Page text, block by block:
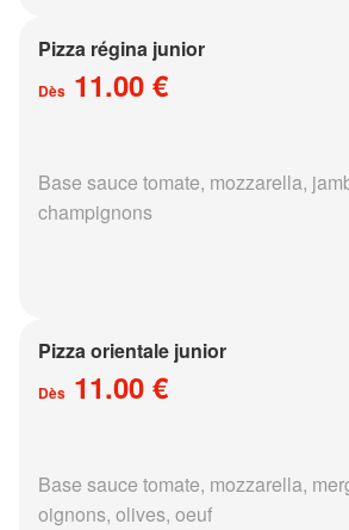
Pizza régina junior
Dès 11.00 €
Base sauce tomate, mozzarella,
champignons
Pizza orientale junior
Dès 11.00 €
Base sauce tomate, mozzarella,
oignons, olives, oeuf